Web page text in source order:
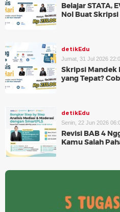
Belajar STATA,
Nol Buat Skripsi
detikEdu
Jumat, 31 Jul 2026
Skripsi Mandek
yang Tepat?
detikEdu
Senin, 22 Jun 2026
Revisi BAB 4
Kamu Salah